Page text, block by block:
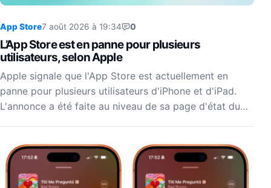
App Store7 août 2026 à 19:34 0
L’App Store est en panne pour plusieurs
utilisateurs, selon Apple
Apple signale que l'App Store est actuellement en
panne pour plusieurs utilisateurs d'iPhone et d'iPad.
L'annonce a été faite au niveau de sa page d'état du…